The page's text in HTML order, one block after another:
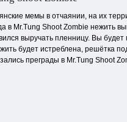
мемы в отчаянии, на их
в Mr.Tung Shoot Zombie нежить
выручать пленницу. Вы будет
будет истреблена, решётка
преграды в Mr.Tung Shoot